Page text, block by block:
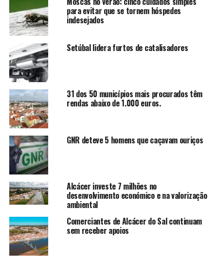
para evitar que se tornem hóspedes
indesejados
Setúbal lidera furtos de catalisadores
31 dos 50 municípios mais procurados têm
rendas abaixo de 1.000 euros.
GNR deteve 5 homens que caçavam ouriços
Alcácer investe 7 milhões no
desenvolvimento económico e na valorização
ambiental
Comerciantes de Alcácer do Sal continuam
sem receber apoios